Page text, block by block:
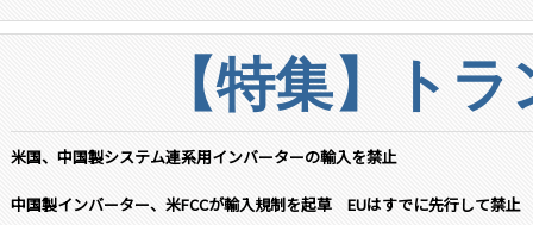
【特集】ト
米国、中国製システム連系用インバーターの輸入を禁止
中国製インバーター、米FCCが輸入規制を起草 EUはすでに先行して禁止